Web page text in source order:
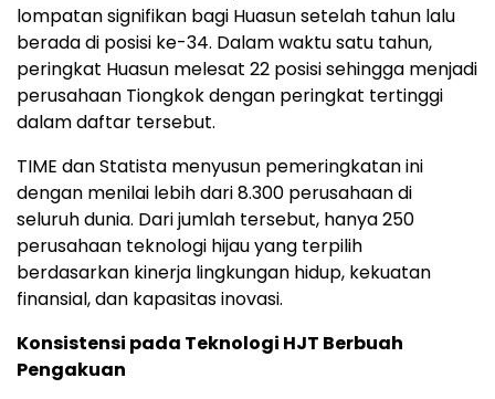
lompatan signifikan bagi Huasun setelah tahun lalu
berada di posisi ke-34. Dalam waktu satu tahun,
peringkat Huasun melesat 22 posisi sehingga menjadi
perusahaan Tiongkok dengan peringkat tertinggi
dalam daftar tersebut.
TIME dan Statista menyusun pemeringkatan ini
dengan menilai lebih dari 8.300 perusahaan di
seluruh dunia. Dari jumlah tersebut, hanya 250
perusahaan teknologi hijau yang terpilih
berdasarkan kinerja lingkungan hidup, kekuatan
finansial, dan kapasitas inovasi.
Konsistensi pada Teknologi HJT Berbuah
Pengakuan